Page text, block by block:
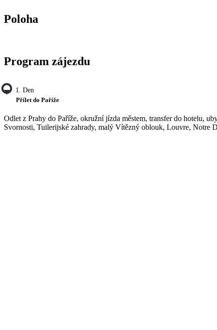
Poloha
Program zájezdu
1. Den
Přílet do Paříže
Odlet z Prahy do Paříže, okružní jízda městem, transfer do hotelu,
Svornosti, Tuilerijské zahrady, malý Vítězný oblouk, Louvre, Notre